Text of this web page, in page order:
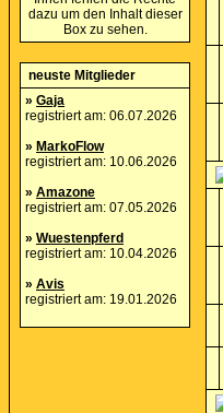
dazu um den Inhalt dieser
Box zu sehen.
neuste Mitglieder
» Gaja
registriert am: 06.07.2026
» MarkoFlow
registriert am: 10.06.2026
» Amazone
registriert am: 07.05.2026
» Wuestenpferd
registriert am: 10.04.2026
» Avis
registriert am: 19.01.2026